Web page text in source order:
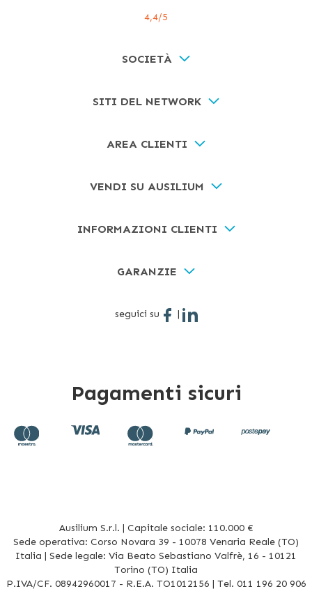
4,4/5
SOCIETÀ
SITI DEL NETWORK
AREA CLIENTI
VENDI SU AUSILIUM
INFORMAZIONI CLIENTI
GARANZIE
seguici su |
Pagamenti sicuri
Ausilium S.r.l. | Capitale sociale: 110.000 €
Sede operativa: Corso Novara 39 - 10078 Venaria Reale (TO)
Italia | Sede legale: Via Beato Sebastiano Valfrè, 16 - 10121
Torino (TO) Italia
P.IVA/CF. 08942960017 - R.E.A. TO1012156 | Tel. 011 196 20 906